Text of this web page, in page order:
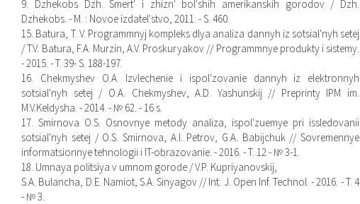
9. Dzhekobs Dzh. Smert' i zhizn' bol'shih amerikanskih gorodov / Dzh.
Dzhekobs. - M. : Novoe izdatel'stvo, 2011. - S. 460.
15. Batura, T. V. Programmnyj kompleks dlya analiza dannyh iz sotsial'nyh setej
/ T.V. Batura, F.A. Murzin, A.V. Proskuryakov // Programmnye produkty i sistemy.
- 2015. - T. 39- S. 188-197.
16. Chekmyshev O.A. Izvlechenie i ispol'zovanie dannyh iz elektronnyh
sotsial'nyh setej / O.A. Chekmyshev, A.D. Yashunskij // Preprinty IPM im.
M.V.Keldysha. - 2014. - № 62. - 16 s.
17. Smirnova O.S. Osnovnye metody analiza, ispol'zuemye pri issledovanii
sotsial'nyh setej / O.S. Smirnova, A.I. Petrov, G.A. Babijchuk // Sovremennye
informatsionnye tehnologii i IT-obrazovanie. - 2016. - T. 12 - № 3-1.
18. Umnaya politsiya v umnom gorode / V.P. Kupriyanovskij,
S.A. Bulancha, D.E. Namiot, S.A. Sinyagov // Int. J. Open Inf. Technol. - 2016. - T. 4
- № 3.